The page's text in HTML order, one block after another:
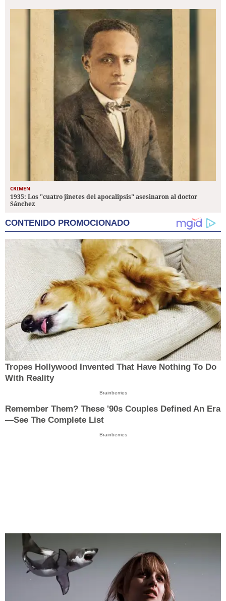
CRIMEN
1935: Los "cuatro jinetes del apocalipsis" asesinaron al doctor
Sánchez
CONTENIDO PROMOCIONADO
Tropes Hollywood Invented That Have Nothing To Do
With Reality
Brainberries
Remember Them? These '90s Couples Defined An Era
—See The Complete List
Brainberries